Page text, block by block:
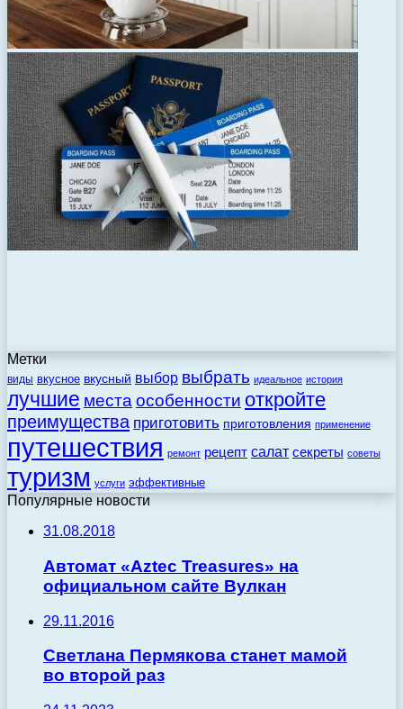
Метки
виды вкусное вкусный выбор выбрать идеальное история
лучшие места особенности откройте
преимущества приготовить приготовления применение
путешествия ремонт рецепт салат секреты советы
туризм услуги эффективные
Популярные новости
31.08.2018
Автомат «Aztec Treasures» на
официальном сайте Вулкан
29.11.2016
Светлана Пермякова станет мамой
во второй раз